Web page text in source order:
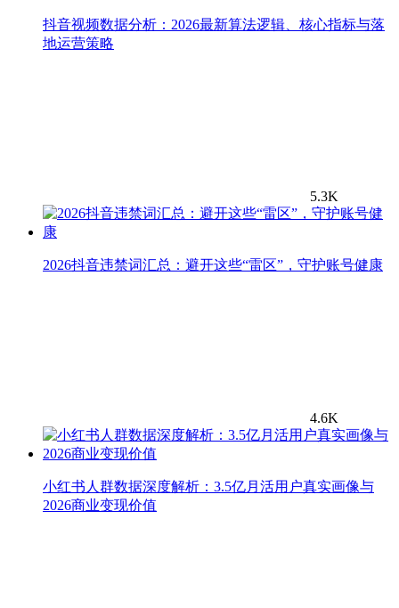
抖音视频数据分析：2026最新算法逻辑、核心指标与落
地运营策略
5.3K
2026抖音违禁词汇总：避开这些“雷区”，守护账号健康
4.6K
小红书人群数据深度解析：3.5亿月活用户真实画像与
2026商业变现价值